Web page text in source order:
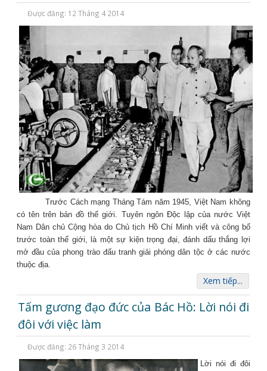
Được đăng: 12 Tháng 4 2014
Trước Cách mạng Tháng Tám năm 1945, Việt Nam không
có tên trên bản đồ thế giới. Tuyên ngôn Độc lập của nước Việt
Nam Dân chủ Cộng hòa do Chủ tịch Hồ Chí Minh viết và công bố
trước toàn thế giới, là một sự kiện trọng đại, đánh dấu thắng lợi
mở đầu của phong trào đấu tranh giải phóng dân tộc ở các nước
thuộc địa.
Xem tiếp...
Tấm gương đạo đức của Bác Hồ: Lời nói đi
đôi với việc làm
Được đăng: 26 Tháng 3 2014
Lời nói đi đôi